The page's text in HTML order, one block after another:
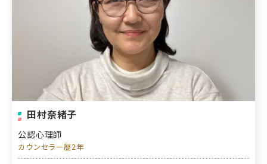
田村奈緒子
公認心理師
カウンセラー歴2年